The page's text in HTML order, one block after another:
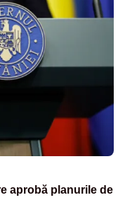
aprobă planurile de